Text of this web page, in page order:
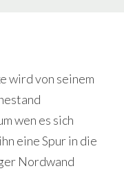
wird von seinem
wen es sich
eine Spur in die
Nordwand